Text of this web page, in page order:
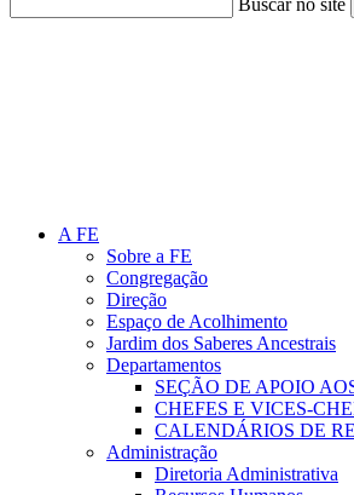
Buscar no site
A FE
Sobre a FE
Congregação
Direção
Espaço de Acolhimento
Jardim dos Saberes Ancestrais
Departamentos
SEÇÃO DE APOIO
CHEFES E VICES-
CALENDÁRIOS DE
Administração
Diretoria Administrativa